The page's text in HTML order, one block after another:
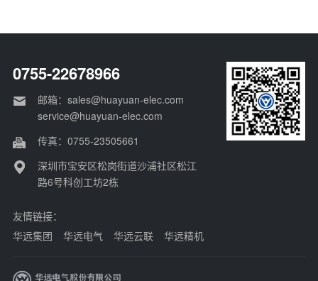
0755-22678966
邮箱：sales@huayuan-elec.com
service@huayuan-elec.com
传真：0755-23505661
深圳市宝安区松岗街道沙浦社区松江
路6号科创工坊2栋
友情链接：
华远集团
华远电气 华远云联 华远精机